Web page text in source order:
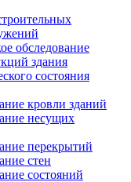
обследование
здания
состояния
кровли зданий
несущих
перекрытий
стен
состояний